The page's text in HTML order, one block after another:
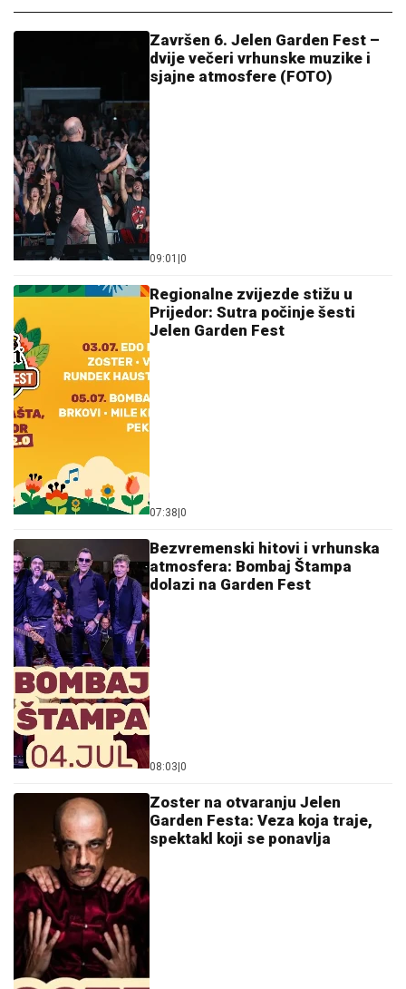
Završen 6. Jelen Garden Fest –
dvije večeri vrhunske muzike i
sjajne atmosfere (FOTO)
09:01 |0
Regionalne zvijezde stižu u
Prijedor: Sutra počinje šesti
Jelen Garden Fest
07:38|0
Bezvremenski hitovi i vrhunska
atmosfera: Bombaj Štampa
dolazi na Garden Fest
08:03|0
Zoster na otvaranju Jelen
Garden Festa: Veza koja traje,
spektakl koji se ponavlja